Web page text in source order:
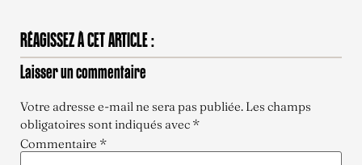
RÉAGISSEZ À CET ARTICLE :
Laisser un commentaire
Votre adresse e-mail ne sera pas publiée. Les champs
obligatoires sont indiqués avec *
Commentaire *